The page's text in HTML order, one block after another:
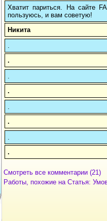
Хватит париться. На сайте
пользуюсь, и вам советую!
Никита
.
.
.
.
Смотреть все комментарии (21)
Работы, похожие на Статья: